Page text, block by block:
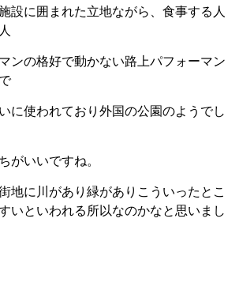
設に囲まれた立地ながら、食事する人
ンの格好で動かない路上パフォーマン
に使われており外国の公園のようでし
がいいですね。
地に川があり緑がありこういったとこ
いといわれる所以なのかなと思いまし